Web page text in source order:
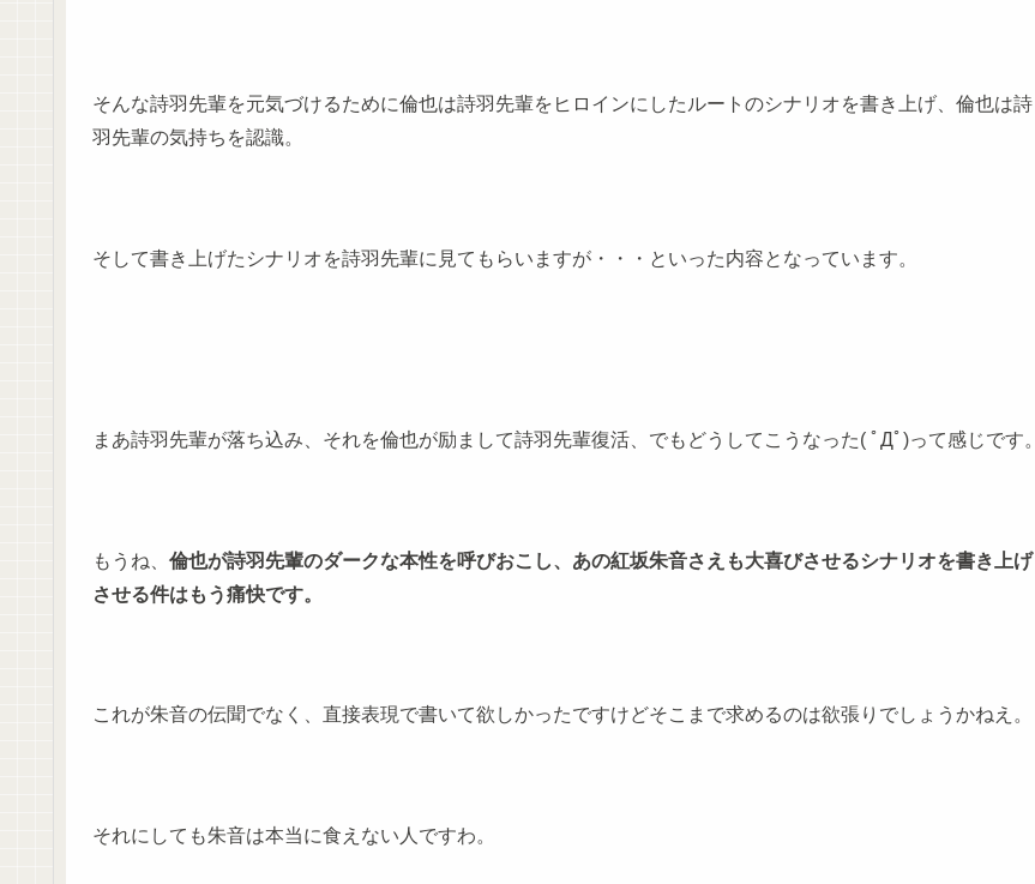
そんな詩羽先輩を元気づけるために倫也は詩羽先輩をヒロインにしたルートのシナリオを書き上げ、倫也は詩
羽先輩の気持ちを認識。
そして書き上げたシナリオを詩羽先輩に見てもらいますが・・・といった内容となっています。
まあ詩羽先輩が落ち込み、それを倫也が励まして詩羽先輩復活、でもどうしてこうなった( ﾟДﾟ)って感じです。
もうね、 倫也が詩羽先輩のダークな本性を呼びおこし、あの紅坂朱音さえも大喜びさせるシナリオを書き上げ
させる件はもう痛快です。
これが朱音の伝聞でなく、直接表現で書いて欲しかったですけどそこまで求めるのは欲張りでしょうかねえ。
それにしても朱音は本当に食えない人ですわ。